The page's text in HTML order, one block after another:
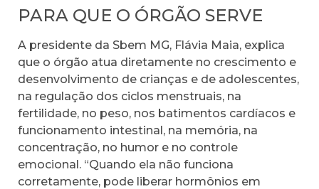
PARA QUE O ÓRGÃO SERVE
A presidente da Sbem MG, Flávia Maia, explica
que o órgão atua diretamente no crescimento e
desenvolvimento de crianças e de adolescentes,
na regulação dos ciclos menstruais, na
fertilidade, no peso, nos batimentos cardíacos e
funcionamento intestinal, na memória, na
concentração, no humor e no controle
emocional. “Quando ela não funciona
corretamente, pode liberar hormônios em